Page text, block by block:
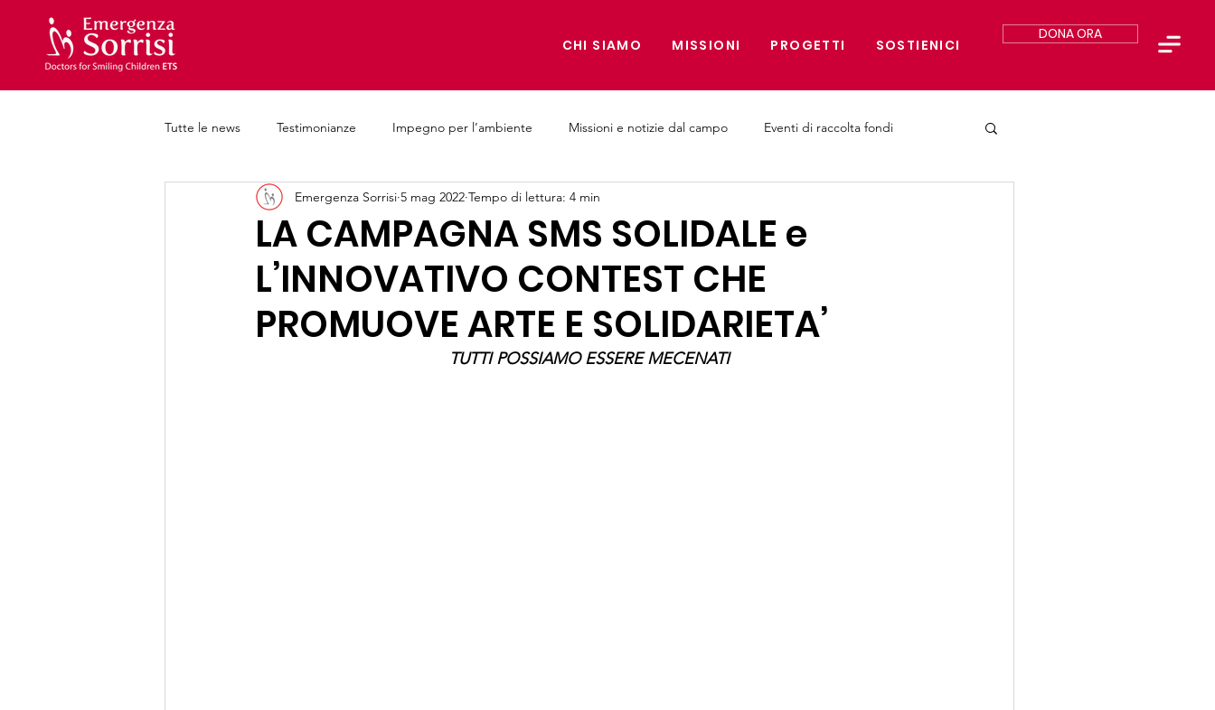
CHI SIAMO MISSIONI PROGETTI SOSTIENICI
DONA ORA
Tutte le news Testimonianze Impegno per l’ambiente Missioni e notizie dal campo Eventi di raccolta fondi
Iniziative e progetti Formazione Medici
LA CAMPAGNA SMS SOLIDALE e
L’INNOVATIVO CONTEST CHE
PROMUOVE ARTE E SOLIDARIETA’
Emergenza Sorrisi 5 mag 2022 Tempo di lettura: 4 min
TUTTI POSSIAMO ESSERE MECENATI